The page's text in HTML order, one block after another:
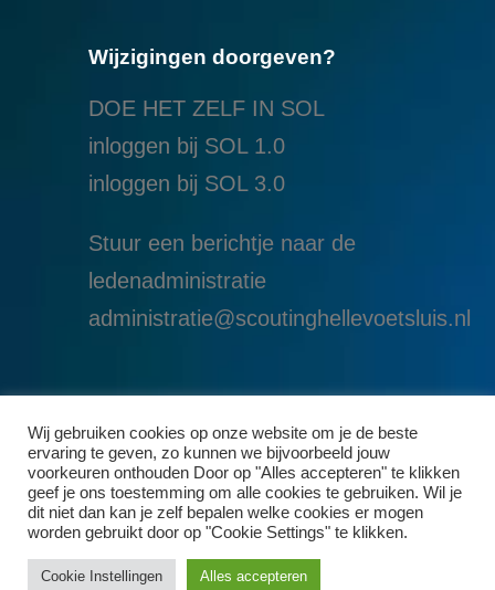
Wijzigingen doorgeven?
DOE HET ZELF IN SOL
inloggen bij SOL 1.0
inloggen bij SOL 3.0
Stuur een berichtje naar de
ledenadministratie
administratie@scoutinghellevoetsluis.nl
Wij gebruiken cookies op onze website om je de beste
ervaring te geven, zo kunnen we bijvoorbeeld jouw
voorkeuren onthouden Door op "Alles accepteren" te klikken
geef je ons toestemming om alle cookies te gebruiken. Wil je
dit niet dan kan je zelf bepalen welke cookies er mogen
worden gebruikt door op "Cookie Settings" te klikken.
Cookie Instellingen Alles accepteren